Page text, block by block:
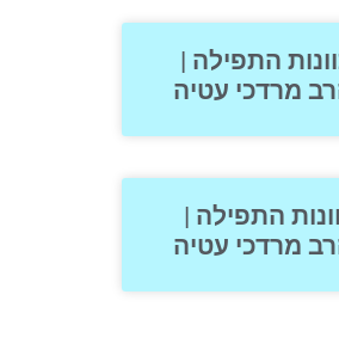
התפילה |
מרדכי עטיה
כוונות התפילה |
מרדכי עטיה